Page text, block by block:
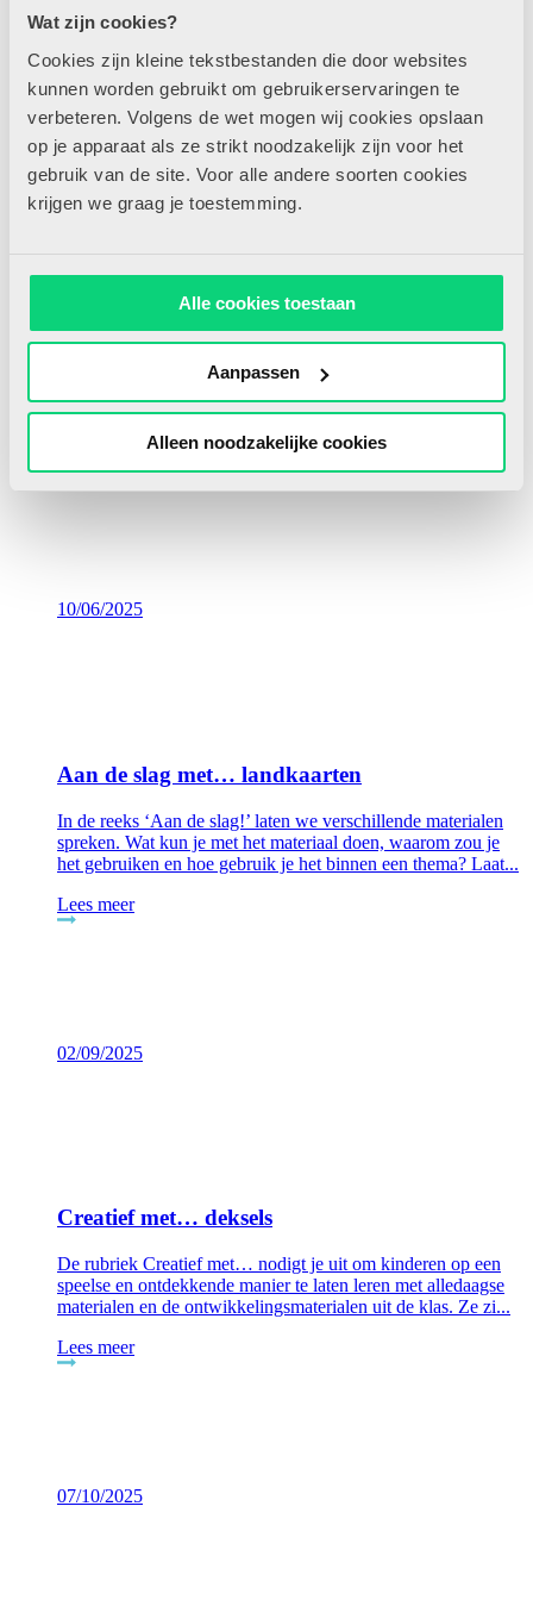
Wat zijn cookies?
Cookies zijn kleine tekstbestanden die door websites
kunnen worden gebruikt om gebruikerservaringen te
verbeteren. Volgens de wet mogen wij cookies opslaan
op je apparaat als ze strikt noodzakelijk zijn voor het
gebruik van de site. Voor alle andere soorten cookies
krijgen we graag je toestemming.
Alle cookies toestaan
Aanpassen
Alleen noodzakelijke cookies
spiegelen op een raket, een kerstboom versieren, patronen
vlinder symmetrisch versieren of een auto versieren met
vormen.
Tips
Koop een passpiegel bij de kringloopwinkel en laat de
kinderen daarop werken. Zo maken ze spelenderwijs kennis
met spiegelen en symmetrie.
Gerelateerde artikelen
10/06/2025
Aan de slag met… landkaarten
In de reeks ‘Aan de slag!’ laten we verschillende materialen
spreken. Wat kun je met het materiaal doen, waarom zou je
het gebruiken en hoe gebruik je het binnen een thema? Laat...
Lees meer
02/09/2025
Creatief met… deksels
De rubriek Creatief met… nodigt je uit om kinderen op een
speelse en ontdekkende manier te laten leren met alledaagse
materialen en de ontwikkelingsmaterialen uit de klas. Ze zi...
Lees meer
07/10/2025